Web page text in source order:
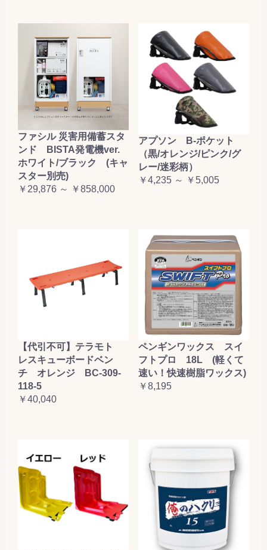
ファシル 災害用備蓄スタ
ンド BISTA発電機ver.
ホワイト/ブラック (キャ
スター別売)
￥29,876 ～ ￥858,000
アプソン B-ポケット
（黒/オレンジ/ピンク/グ
レー/迷彩柄）
￥4,235 ～ ￥5,005
【代引不可】テラモト
レスキューボードベン
チ オレンジ BC-309-
118-5
￥40,040
ペンギンワックス スイ
フトプロ 18L (軽くて
速い！快速樹脂ワックス)
￥8,195